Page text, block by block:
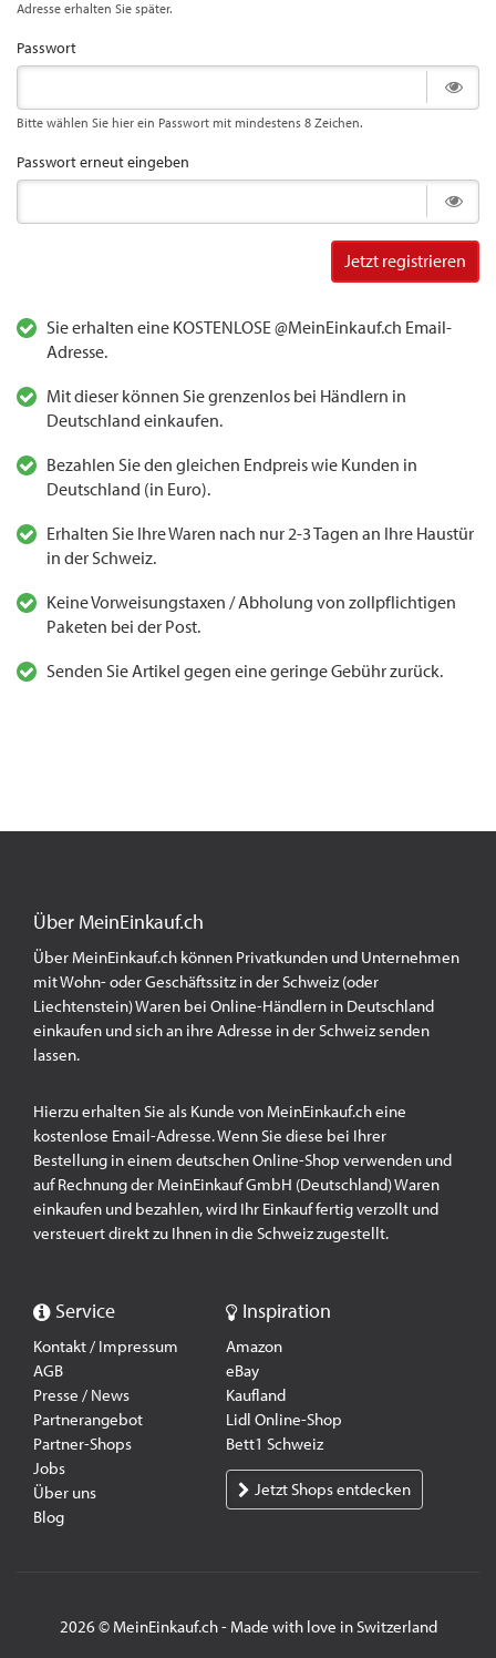
Adresse erhalten Sie später.
Passwort
Bitte wählen Sie hier ein Passwort mit mindestens 8 Zeichen.
Passwort erneut eingeben
Jetzt registrieren
Sie erhalten eine KOSTENLOSE @MeinEinkauf.ch Email-
Adresse.
Mit dieser können Sie grenzenlos bei Händlern in
Deutschland einkaufen.
Bezahlen Sie den gleichen Endpreis wie Kunden in
Deutschland (in Euro).
Erhalten Sie Ihre Waren nach nur 2-3 Tagen an Ihre Haustür
in der Schweiz.
Keine Vorweisungstaxen / Abholung von zollpflichtigen
Paketen bei der Post.
Senden Sie Artikel gegen eine geringe Gebühr zurück.
Über MeinEinkauf.ch
Über MeinEinkauf.ch können Privatkunden und Unternehmen
mit Wohn- oder Geschäftssitz in der Schweiz (oder
Liechtenstein) Waren bei Online-Händlern in Deutschland
einkaufen und sich an ihre Adresse in der Schweiz senden
lassen.
Hierzu erhalten Sie als Kunde von MeinEinkauf.ch eine
kostenlose Email-Adresse. Wenn Sie diese bei Ihrer
Bestellung in einem deutschen Online-Shop verwenden und
auf Rechnung der MeinEinkauf GmbH (Deutschland) Waren
einkaufen und bezahlen, wird Ihr Einkauf fertig verzollt und
versteuert direkt zu Ihnen in die Schweiz zugestellt.
Service
Kontakt / Impressum
AGB
Presse / News
Partnerangebot
Partner-Shops
Jobs
Über uns
Blog
Inspiration
Amazon
eBay
Kaufland
Lidl Online-Shop
Bett1 Schweiz
Jetzt Shops entdecken
2026 © MeinEinkauf.ch - Made with love in Switzerland